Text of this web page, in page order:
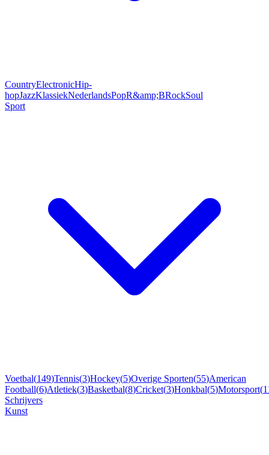
CountryElectronicHip-
hopJazzKlassiekNederlandsPopR&amp;BRockSoul
Sport
Voetbal(149)Tennis(3)Hockey(5)Overige Sporten(55)American
Football(6)Atletiek(3)Basketbal(8)Cricket(3)Honkbal(5)Motorsport(
Schrijvers
Kunst